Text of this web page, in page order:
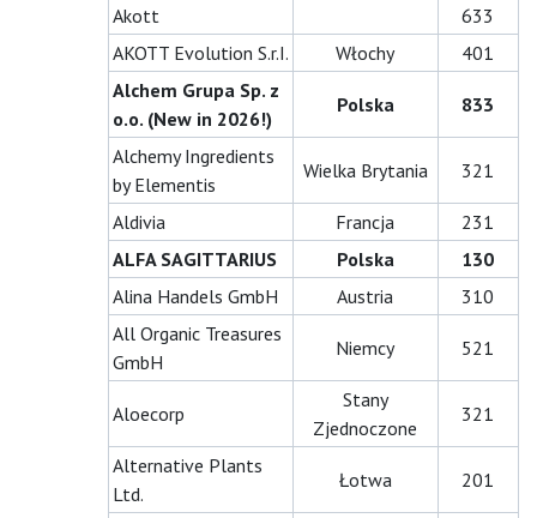
Akott
633
AKOTT Evolution S.r.I.
Włochy
401
Alchem Grupa Sp. z
o.o. (New in 2026!)
Polska 833
Alchemy Ingredients
by Elementis
Wielka Brytania 321
Aldivia Francja
231
ALFA SAGITTARIUS
Polska
130
Alina Handels GmbH
Austria
310
All Organic Treasures
GmbH
Niemcy 521
Aloecorp
Stany
Zjednoczone
321
Alternative Plants
Ltd.
Łotwa 201